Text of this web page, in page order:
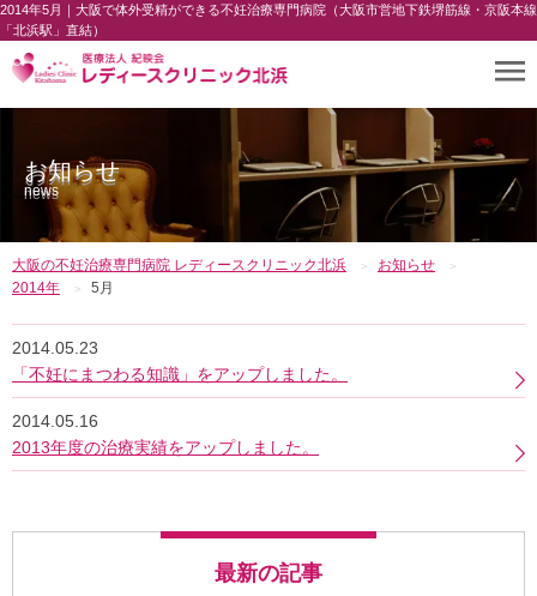
2014年5月｜大阪で体外受精ができる不妊治療専門病院（大阪市営地下鉄堺筋線・京阪本線
「北浜駅」直結）
お知らせ
news
大阪の不妊治療専門病院 レディースクリニック北浜
お知らせ
2014年
5月
2014.05.23
「不妊にまつわる知識」をアップしました。
2014.05.16
2013年度の治療実績をアップしました。
最新の記事